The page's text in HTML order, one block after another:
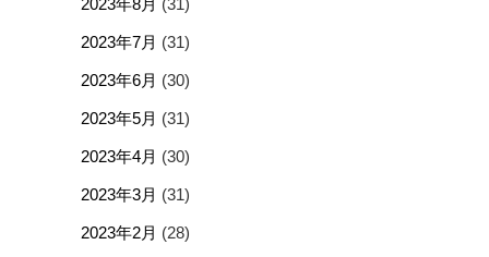
2023年7月 (31)
2023年6月 (30)
2023年5月 (31)
2023年4月 (30)
2023年3月 (31)
2023年2月 (28)